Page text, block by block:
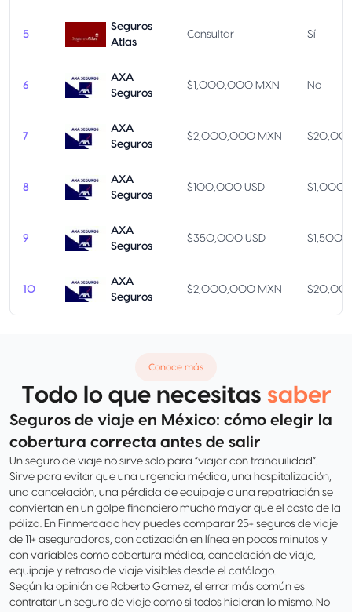
5
Seguros
Atlas
Consultar Sí
6
AXA
Seguros
$1,000,000 MXN No
7
AXA
Seguros
$2,000,000 MXN
8
AXA
Seguros
$100,000 USD $1,000
9
AXA
Seguros
$350,000 USD $1,500
10
AXA
Seguros
$2,000,000 MXN
Conoce más
Todo lo que necesitas saber
Seguros de viaje en México: cómo elegir la
cobertura correcta antes de salir
Un seguro de viaje no sirve solo para “viajar con tranquilidad”.
Sirve para evitar que una urgencia médica, una hospitalización,
una cancelación, una pérdida de equipaje o una repatriación se
conviertan en un golpe financiero mucho mayor que el costo de la
póliza. En Finmercado hoy puedes comparar 25+ seguros de viaje
de 11+ aseguradoras, con cotización en línea en pocos minutos y
con variables como cobertura médica, cancelación de viaje,
equipaje y retraso de viaje visibles desde el catálogo.
Según la opinión de Roberto Gomez, el error más común es
contratar un seguro de viaje como si todos hicieran lo mismo. No